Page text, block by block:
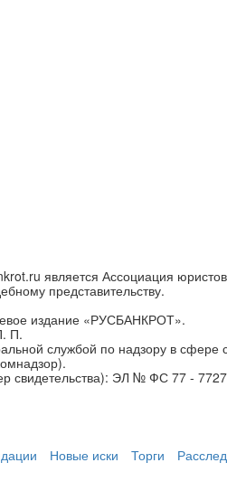
является Ассоциация
представительству.
издание «РУСБАНКРОТ».
П.
службой по надзору в сфере
свидетельства): ЭЛ № ФС 77 -
Новые иски Торги